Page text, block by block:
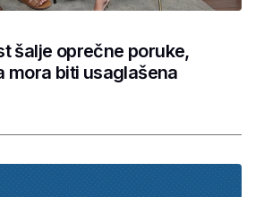
šalje oprečne poruke,
mora biti usaglašena